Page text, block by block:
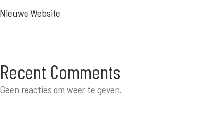
Nieuwe Website
Recent Comments
Geen reacties om weer te geven.